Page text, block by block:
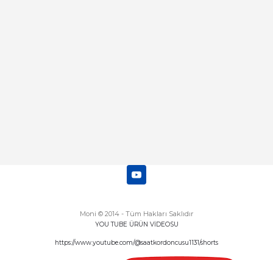
Moni © 2014 - Tüm Hakları Saklıdır
YOU TUBE ÜRÜN VİDEOSU
https://www.youtube.com/@saatkordoncusu1131/shorts